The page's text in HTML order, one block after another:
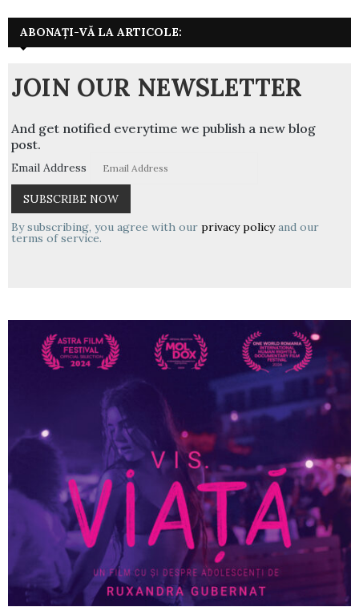
ABONAȚI-VĂ LA ARTICOLE:
JOIN OUR NEWSLETTER
And get notified everytime we publish a new blog
post.
Email Address
By subscribing, you agree with our privacy policyand our
terms of service.